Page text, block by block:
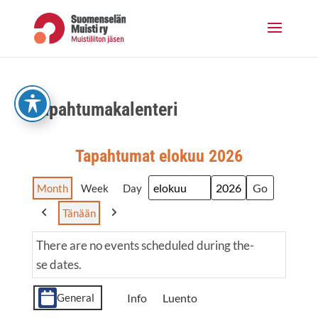
content
Tapah­tu­ma­ka­len­te­ri
Tapah­tu­mat elo­kuu 2026
Month Week Day
Month
Year
Previous
Tänään
Next
The­re are no events sche­du­led during the­
se dates.
Event
Cate­
General Info
Luento